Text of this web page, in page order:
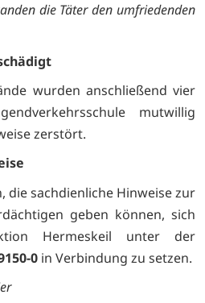
die Täter den umfriedenden
wurden anschließend vier
mutwillig
zerstört.
die sachdienliche Hinweise zur
geben können, sich
Hermeskeil unter der
0 in Verbindung zu setzen.